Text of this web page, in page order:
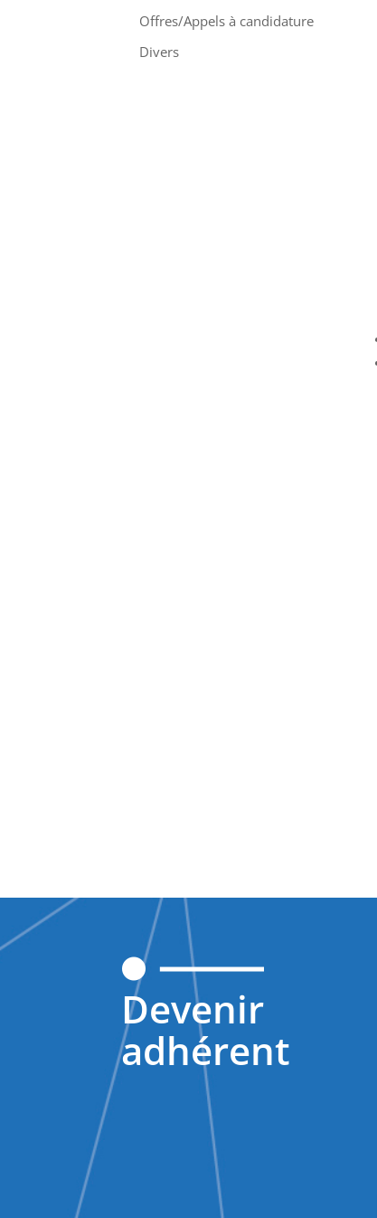
Offres/Appels à candidature
Divers
Devenir
adhérent